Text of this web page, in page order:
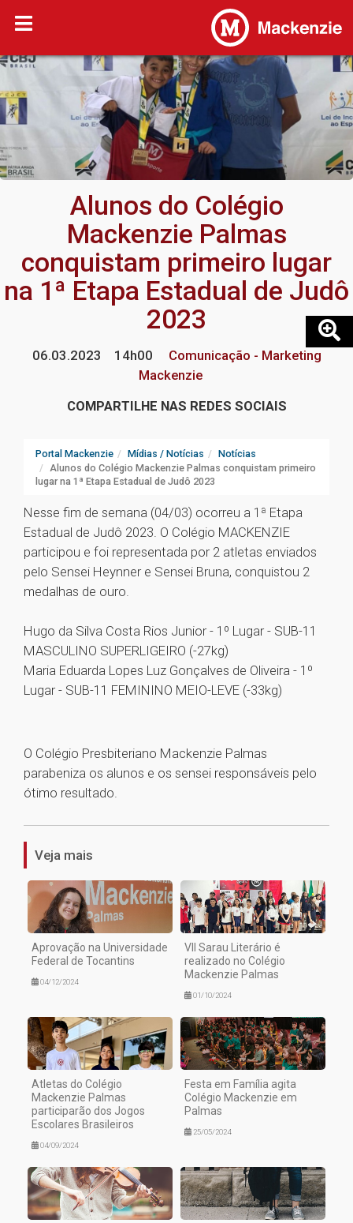
Alunos do Colégio
Mackenzie Palmas
conquistam primeiro lugar
na 1ª Etapa Estadual de Judô
2023
06.03.2023 14h00
Comunicação - Marketing
Mackenzie
COMPARTILHE NAS REDES SOCIAIS
Portal Mackenzie Mídias / Notícias
Notícias
Alunos do Colégio Mackenzie Palmas conquistam primeiro
lugar na 1ª Etapa Estadual de Judô 2023
Nesse fim de semana (04/03) ocorreu a 1ª Etapa
Estadual de Judô 2023. O Colégio MACKENZIE
participou e foi representada por 2 atletas enviados
pelo Sensei Heynner e Sensei Bruna, conquistou 2
medalhas de ouro.
Hugo da Silva Costa Rios Junior - 1º Lugar - SUB-11
MASCULINO SUPERLIGEIRO (-27kg)
Maria Eduarda Lopes Luz Gonçalves de Oliveira - 1º
Lugar - SUB-11 FEMININO MEIO-LEVE (-33kg)
O Colégio Presbiteriano Mackenzie Palmas
parabeniza os alunos e os sensei responsáveis pelo
ótimo resultado.
Veja mais
Aprovação na Universidade
Federal de Tocantins
04/12/2024
VII Sarau Literário é
realizado no Colégio
Mackenzie Palmas
01/10/2024
Atletas do Colégio
Mackenzie Palmas
participarão dos Jogos
Escolares Brasileiros
04/09/2024
Festa em Família agita
Colégio Mackenzie em
Palmas
25/05/2024